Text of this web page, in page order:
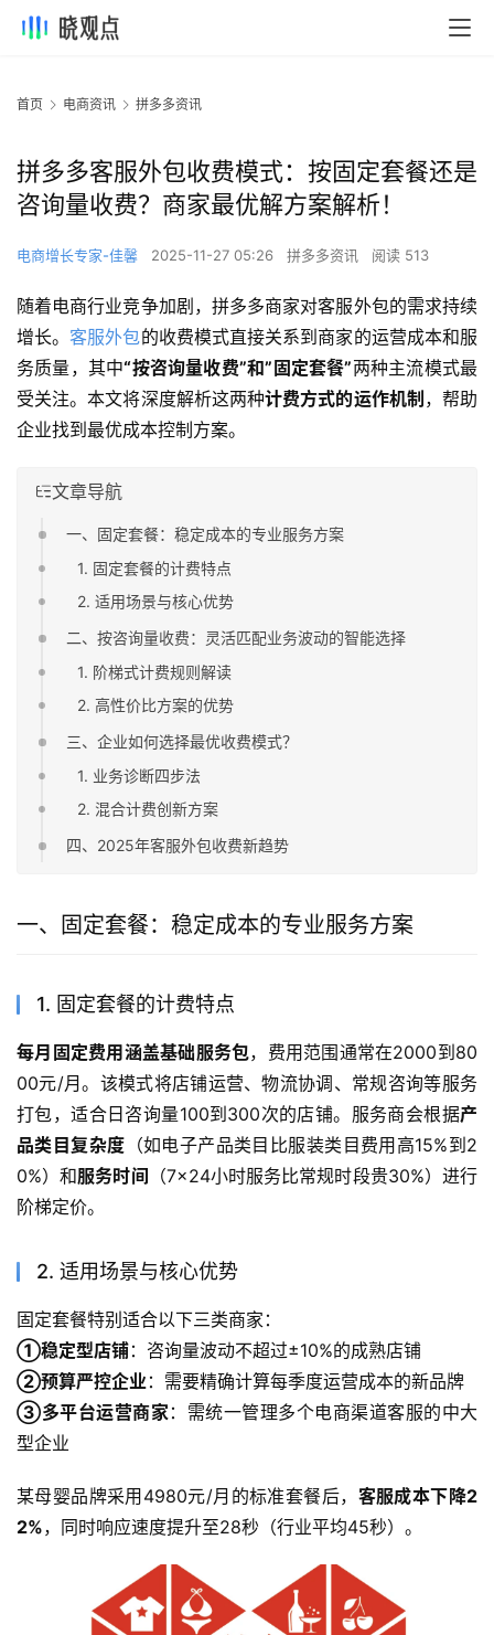
首页 电商资讯 拼多多资讯
拼多多客服外包收费模式：按固定套餐还是
咨询量收费？商家最优解方案解析！
电商增长专家-佳馨 2025-11-27 05:26 拼多多资讯 阅读 513
随着电商行业竞争加剧，拼多多商家对客服外包的需求持续
增长。 客服外包的收费模式直接关系到商家的运营成本和服
务质量，其中“按咨询量收费”和”固定套餐”两种主流模式最
受关注。本文将深度解析这两种计费方式的运作机制 ，帮助
企业找到最优成本控制方案。
文章导航
一、固定套餐：稳定成本的专业服务方案
1. 固定套餐的计费特点
2. 适用场景与核心优势
二、按咨询量收费：灵活匹配业务波动的智能选择
1. 阶梯式计费规则解读
2. 高性价比方案的优势
三、企业如何选择最优收费模式？
1. 业务诊断四步法
2. 混合计费创新方案
四、2025年客服外包收费新趋势
一、固定套餐：稳定成本的专业服务方案
1. 固定套餐的计费特点
每月固定费用涵盖基础服务包，费用范围通常在2000到80
00元/月。该模式将店铺运营、物流协调、常规咨询等服务
打包，适合日咨询量100到300次的店铺。服务商会根据产
品类目复杂度 （如电子产品类目比服装类目费用高15%到2
0%）和服务时间
（7×24小时服务比常规时段贵30%）进行
阶梯定价。
2. 适用场景与核心优势
固定套餐特别适合以下三类商家：
①稳定型店铺：咨询量波动不超过±10%的成熟店铺
②预算严控企业：需要精确计算每季度运营成本的新品牌
③多平台运营商家：需统一管理多个电商渠道客服的中大
型企业
某母婴品牌采用4980元/月的标准套餐后， 客服成本下降2
2%，同时响应速度提升至28秒（行业平均45秒）。